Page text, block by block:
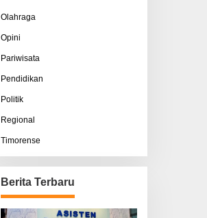
Olahraga
Opini
Pariwisata
Pendidikan
Politik
Regional
Timorense
Berita Terbaru